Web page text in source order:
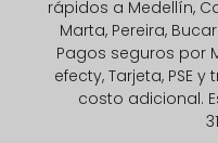
rápidos a Medellín,
Marta, Pereira,
Pagos seguros por
efecty, Tarjeta, PSE
costo adicional.